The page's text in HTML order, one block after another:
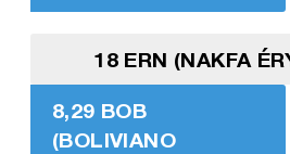
18 ERN (NAKFA
8,29 BOB
(BOLIVIANO